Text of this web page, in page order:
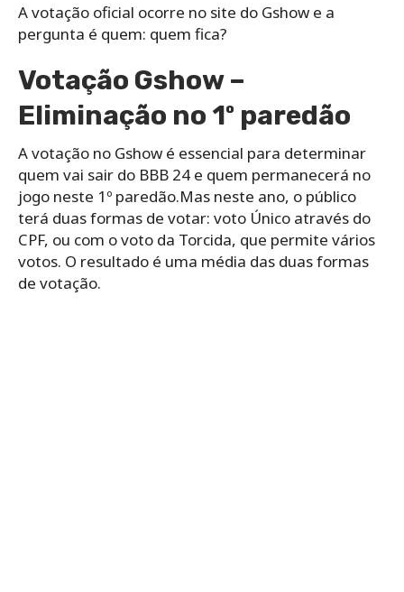
A votação oficial ocorre no site do Gshow e a
pergunta é quem: quem fica?
Votação Gshow –
Eliminação no 1º paredão
A votação no Gshow é essencial para determinar
quem vai sair do BBB 24 e quem permanecerá no
jogo neste 1º paredão.Mas neste ano, o público
terá duas formas de votar: voto Único através do
CPF, ou com o voto da Torcida, que permite vários
votos. O resultado é uma média das duas formas
de votação.